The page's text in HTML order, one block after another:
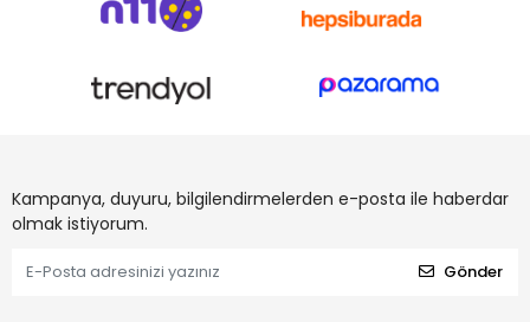
Kampanya, duyuru, bilgilendirmelerden e-posta ile haberdar
olmak istiyorum.
Gönder